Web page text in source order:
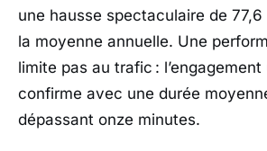
une hausse spectaculaire de
la moyenne annuelle. Une
limite pas au trafic :
confirme avec une durée
dépassant onze minutes.